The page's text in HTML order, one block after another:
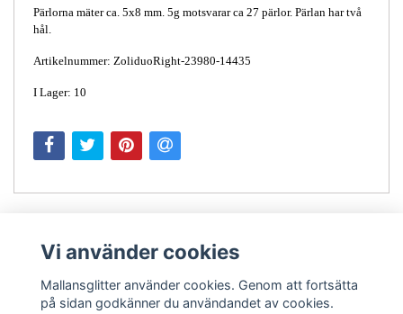
Pärlorna mäter ca. 5x8 mm. 5g motsvarar ca 27 pärlor. Pärlan har två
hål.
Artikelnummer: ZoliduoRight-23980-14435
I Lager: 10
Vi använder cookies
Mallansglitter använder cookies. Genom att fortsätta
på sidan godkänner du användandet av cookies.